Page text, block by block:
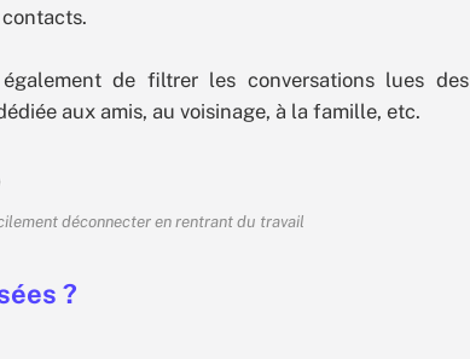
de filtrer les conversations lues des
aux amis, au voisinage, à la famille, etc.
déconnecter en rentrant du travail
?